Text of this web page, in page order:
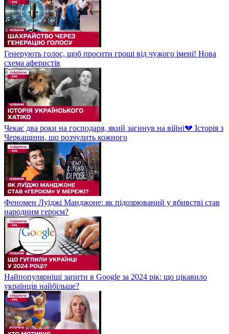
Генерують голос, щоб просити гроші від чужого імені! Нова
схема аферистів
Чекає два роки на господаря, який загинув на війні💔 Історія з
Черкащини, що розчулить кожного
Феномен Луїджі Манджоне: як підозрюваний у вбивстві став
народним героєм?
Найпопулярніші запити в Google за 2024 рік: що цікавило
українців найбільше?